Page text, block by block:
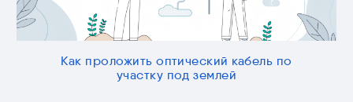
Как проложить оптический кабель по
участку под землей